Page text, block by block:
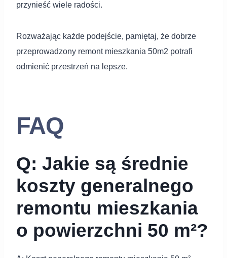
przynieść wiele radości.
Rozważając każde podejście, pamiętaj, że dobrze
przeprowadzony remont mieszkania 50m2 potrafi
odmienić przestrzeń na lepsze.
FAQ
Q: Jakie są średnie
koszty generalnego
remontu mieszkania
o powierzchni 50 m²?